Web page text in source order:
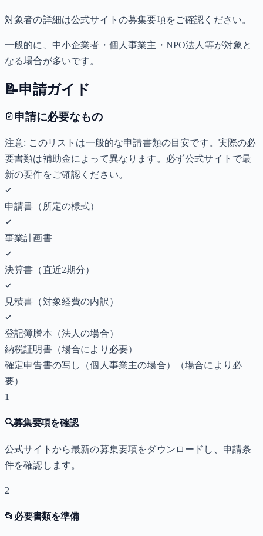
対象者の詳細は公式サイトの募集要項をご確認ください。
一般的に、中小企業者・個人事業主・NPO法人等が対象と
なる場合が多いです。
📝申請ガイド
申請に必要なもの
注意: このリストは一般的な申請書類の目安です。実際の必
要書類は補助金によって異なります。必ず公式サイトで最
新の要件をご確認ください。
申請書（所定の様式）
事業計画書
決算書（直近2期分）
見積書（対象経費の内訳）
登記簿謄本（法人の場合）
納税証明書（場合により必要）
確定申告書の写し（個人事業主の場合）
（場合により必
要）
1
🔍募集要項を確認
公式サイトから最新の募集要項をダウンロードし、申請条
件を確認します。
2
📂 必要書類を準備